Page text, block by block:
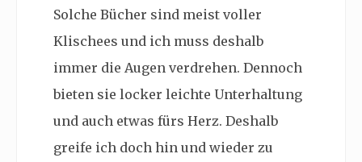
Solche Bücher sind meist voller
Klischees und ich muss deshalb
immer die Augen verdrehen. Dennoch
bieten sie locker leichte Unterhaltung
und auch etwas fürs Herz. Deshalb
greife ich doch hin und wieder zu